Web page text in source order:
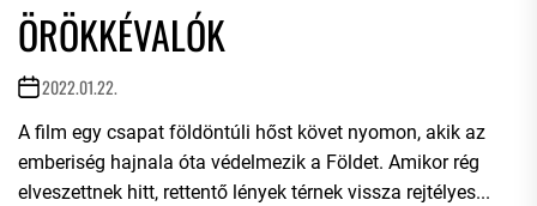
ÖRÖKKÉVALÓK
2022.01.22.
A film egy csapat földöntúli hőst követ nyomon, akik az
emberiség hajnala óta védelmezik a Földet. Amikor rég
elveszettnek hitt, rettentő lények térnek vissza rejtélyes...